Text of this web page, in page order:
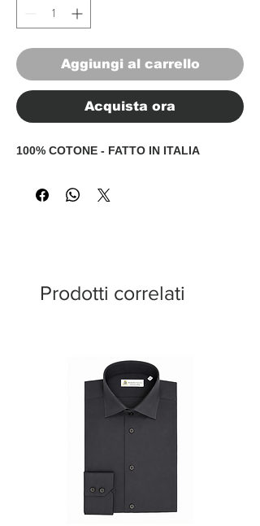
Aggiungi al carrello
Acquista ora
100% COTONE - FATTO IN ITALIA
Prodotti correlati